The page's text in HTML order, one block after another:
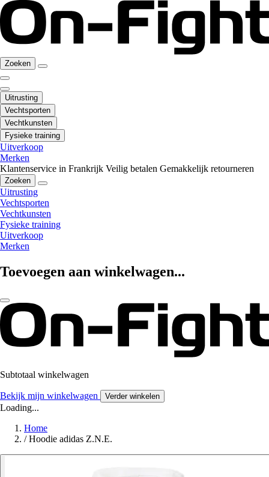
Zoeken
Uitrusting
Vechtsporten
Vechtkunsten
Fysieke training
Uitverkoop
Merken
Klantenservice in Frankrijk Veilig betalen Gemakkelijk retourneren
Zoeken
Uitrusting
Vechtsporten
Vechtkunsten
Fysieke training
Uitverkoop
Merken
Toevoegen aan winkelwagen...
Subtotaal winkelwagen
Bekijk mijn winkelwagen Verder winkelen
Loading...
Home
/ Hoodie adidas Z.N.E.